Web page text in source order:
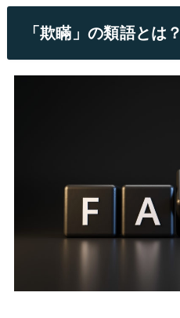
「欺瞞」の類語とは？